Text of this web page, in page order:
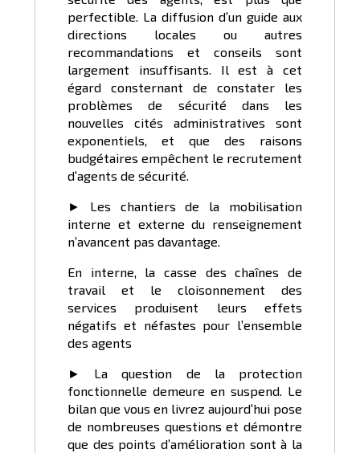
perfectible. La diffusion d’un guide aux
directions locales ou autres
recommandations et conseils sont
largement insuffisants. Il est à cet
égard consternant de constater les
problèmes de sécurité dans les
nouvelles cités administratives sont
exponentiels, et que des raisons
budgétaires empêchent le recrutement
d’agents de sécurité.
► Les chantiers de la mobilisation
interne et externe du renseignement
n’avancent pas davantage.
En interne, la casse des chaînes de
travail et le cloisonnement des
services produisent leurs effets
négatifs et néfastes pour l’ensemble
des agents
► La question de la protection
fonctionnelle demeure en suspend. Le
bilan que vous en livrez aujourd’hui pose
de nombreuses questions et démontre
que des points d’amélioration sont à la